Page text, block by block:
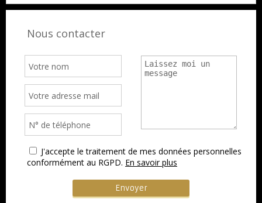
Nous contacter
J'accepte le traitement de mes données personnelles
conformément au RGPD. En savoir plus